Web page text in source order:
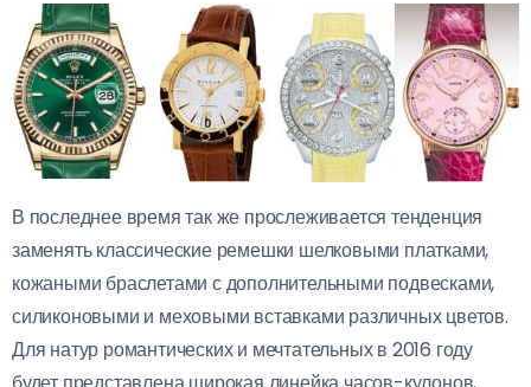
В последнее время так же прослеживается тенденция
заменять классические ремешки шелковыми платками,
кожаными браслетами с дополнительными подвесками,
силиконовыми и меховыми вставками различных цветов.
Для натур романтических и мечтательных в 2016 году